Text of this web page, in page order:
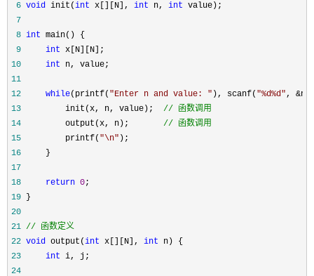
6 void init(int x[][N], int n, int
7
8 int
9
int
10
int
11
12
while(printf( "Enter n and value: " ), scanf( "%d%d", &n,
13
         init(x, n, value);
// 函数调用
14
         output(x, n);
// 函数调用
15
         printf(
"\n"
16
17
18
return 0
19
20
21 // 函数定义
22 void output(int x[][N], int
23
int
24